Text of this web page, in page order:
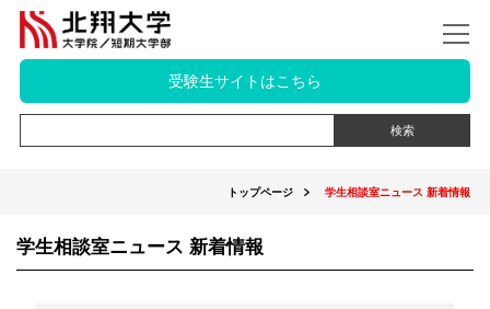
受験生サイトはこちら
トップページ 学生相談室ニュース 新着情報
学生相談室ニュース 新着情報